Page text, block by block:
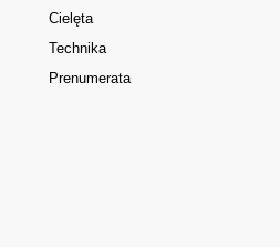
Cielęta
Technika
Prenumerata